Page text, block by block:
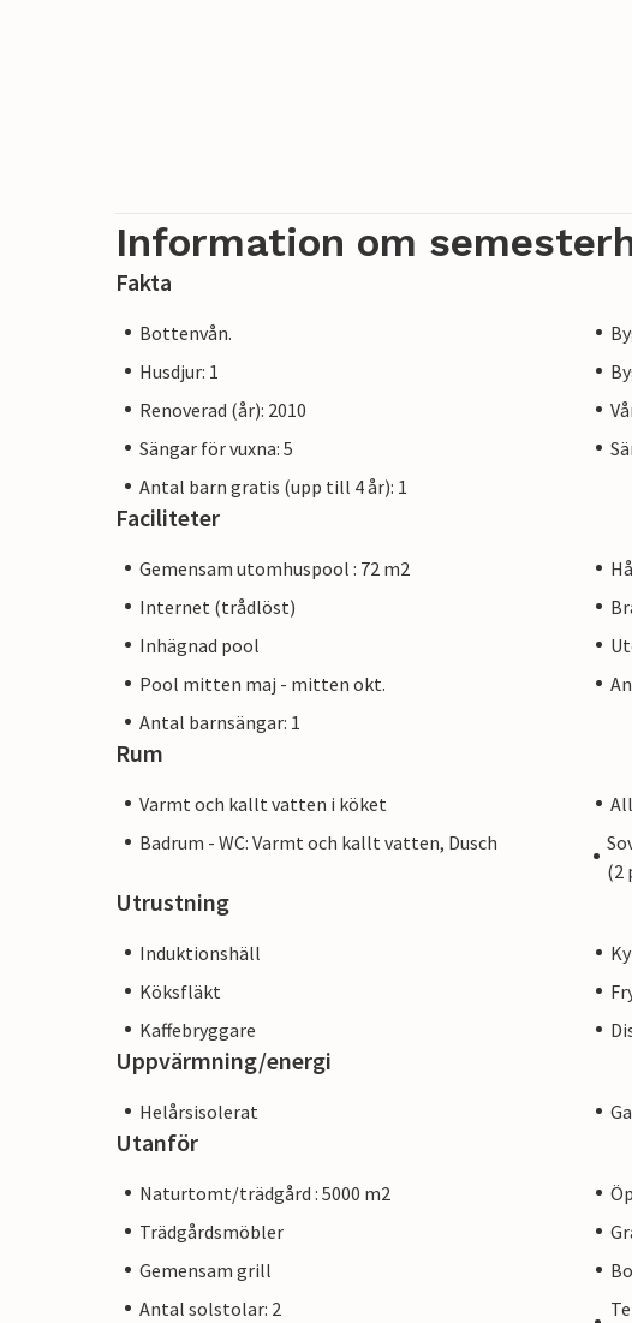
Information om
Fakta
Bottenvån.
Husdjur: 1
Renoverad (år): 2010
Sängar för vuxna: 5
Antal barn gratis (upp till 4 år): 1
Faciliteter
Gemensam utomhuspool : 72 m2
Internet (trådlöst)
Inhägnad pool
Pool mitten maj - mitten okt.
Antal barnsängar: 1
Rum
Varmt och kallt vatten i köket
Badrum - WC: Varmt och kallt vatten, Dusch
(2
Utrustning
Induktionshäll
Köksfläkt
Kaffebryggare
Uppvärmning/energi
Helårsisolerat
Utanför
Naturtomt/trädgård : 5000 m2
Trädgårdsmöbler
Gemensam grill
Antal solstolar: 2